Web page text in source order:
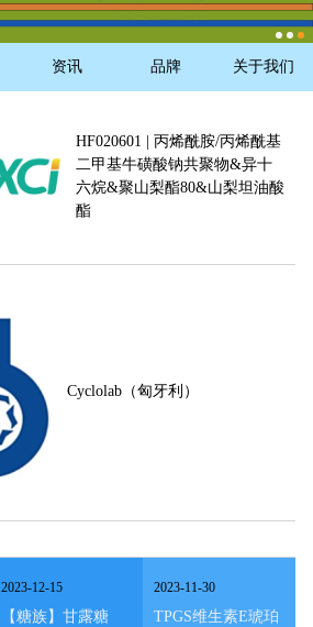
资讯 品牌 关于我们
HF020601 | 丙烯酰胺/丙烯酰基
二甲基牛磺酸钠共聚物&异十
六烷&聚山梨酯80&山梨坦油酸
酯
Cyclolab（匈牙利）
【糖族】甘露糖
2023-12-15
TPGS维生素E琥珀
2023-11-30